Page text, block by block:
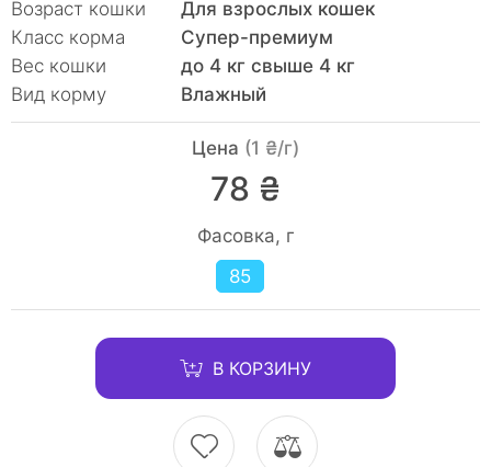
Возраст кошки
Для взрослых кошек
Класс корма
Супер-премиум
Вес кошки
до 4 кг свыше 4 кг
Вид корму
Влажный
Цена (1 ₴/г)
78 ₴
Фасовка, г
85
В КОРЗИНУ